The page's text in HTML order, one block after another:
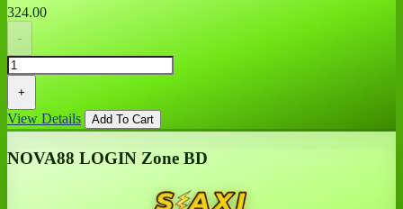
324.00
-
+
View Details Add To Cart
NOVA88 LOGIN Zone BD